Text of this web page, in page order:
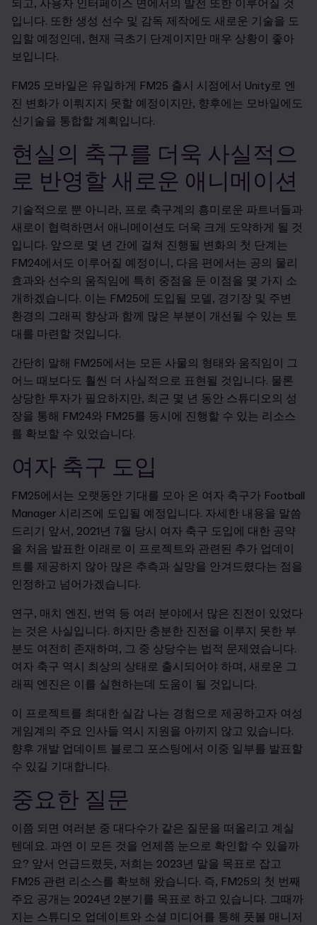
되고, 사용자 인터페이스 면에서의 발전 또한 이루어질 것
입니다. 또한 생성 선수 및 감독 제작에도 새로운 기술을 도
입할 예정인데, 현재 극초기 단계이지만 매우 상황이 좋아
보입니다.
FM25 모바일은 유일하게 FM25 출시 시점에서 Unity로 엔
진 변화가 이뤄지지 못할 예정이지만, 향후에는 모바일에도
신기술을 통합할 계획입니다.
현실의 축구를 더욱 사실적으
로 반영할 새로운 애니메이션
기술적으로 뿐 아니라, 프로 축구계의 흥미로운 파트너들과
새로이 협력하면서 애니메이션도 더욱 크게 도약하게 될 것
입니다. 앞으로 몇 년 간에 걸쳐 진행될 변화의 첫 단계는
FM24에서도 이루어질 예정이니, 다음 편에서는 공의 물리
효과와 선수의 움직임에 특히 중점을 둔 이점을 몇 가지 소
개하겠습니다. 이는 FM25에 도입될 모델, 경기장 및 주변
환경의 그래픽 향상과 함께 많은 부분이 개선될 수 있는 토
대를 마련할 것입니다.
간단히 말해 FM25에서는 모든 사물의 형태와 움직임이 그
어느 때보다도 훨씬 더 사실적으로 표현될 것입니다. 물론
상당한 투자가 필요하지만, 최근 몇 년 동안 스튜디오의 성
장을 통해 FM24와 FM25를 동시에 진행할 수 있는 리소스
를 확보할 수 있었습니다.
여자 축구 도입
FM25에서는 오랫동안 기대를 모아 온 여자 축구가 Football
Manager 시리즈에 도입될 예정입니다. 자세한 내용을 말씀
드리기 앞서, 2021년 7월 당시 여자 축구 도입에 대한 공약
을 처음 발표한 이래로 이 프로젝트와 관련된 추가 업데이
트를 제공하지 않아 많은 추측과 실망을 안겨드렸다는 점을
인정하고 넘어가겠습니다.
연구, 매치 엔진, 번역 등 여러 분야에서 많은 진전이 있었다
는 것은 사실입니다. 하지만 충분한 진전을 이루지 못한 부
분도 여전히 존재하며, 그 중 상당수는 법적 문제였습니다.
여자 축구 역시 최상의 상태로 출시되어야 하며, 새로운 그
래픽 엔진은 이를 실현하는데 도움이 될 것입니다.
이 프로젝트를 최대한 실감 나는 경험으로 제공하고자 여성
게임계의 주요 인사들 역시 지원을 아끼지 않고 있습니다.
향후 개발 업데이트 블로그 포스팅에서 이중 일부를 발표할
수 있길 기대합니다.
중요한 질문
이쯤 되면 여러분 중 대다수가 같은 질문을 떠올리고 계실
텐데요. 과연 이 모든 것을 언제쯤 눈으로 확인할 수 있을까
요? 앞서 언급드렸듯, 저희는 2023년 말을 목표로 잡고
FM25 관련 리소스를 확보해 왔습니다. 즉, FM25의 첫 번째
주요 공개는 2024년 2분기를 목표로 하고 있습니다. 그때까
지는 스튜디오 업데이트와 소셜 미디어를 통해 풋볼 매니저